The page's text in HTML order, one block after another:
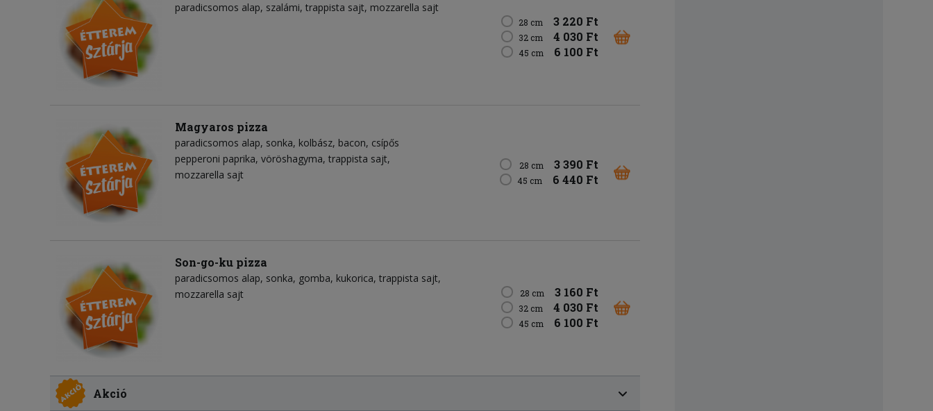
paradicsomos alap szalámi trappista sajt mozzarella sajt
28 cm 3 220 Ft
32 cm 4 030 Ft
45 cm 6 100 Ft
Magyaros pizza
paradicsomos alap sonka kolbász bacon csípős
pepperoni paprika vöröshagyma trappista sajt
mozzarella sajt
28 cm 3 390 Ft
45 cm 6 440 Ft
Son-go-ku pizza
paradicsomos alap sonka gomba kukorica trappista sajt
mozzarella sajt
28 cm 3 160 Ft
32 cm 4 030 Ft
45 cm 6 100 Ft
Akció